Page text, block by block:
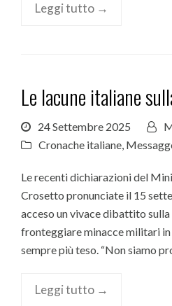
Leggi tutto →
Le lacune italiane
24 Settembre 2025
Cronache italiane
Le recenti dichiarazioni del
Crosetto pronunciate il 15
acceso un vivace dibattito
fronteggiare minacce militari
sempre più teso. “Non siamo
Leggi tutto →